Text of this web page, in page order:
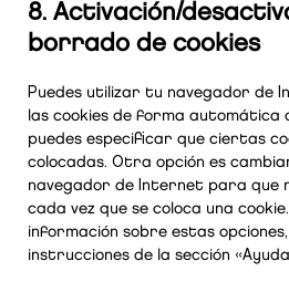
8. Activación/
borrado de cookies
Puedes utilizar tu navegador de
las cookies de forma automática
puedes especificar que ciertas
colocadas. Otra opción es
navegador de Internet para que
cada vez que se coloca una
información sobre estas
instrucciones de la sección